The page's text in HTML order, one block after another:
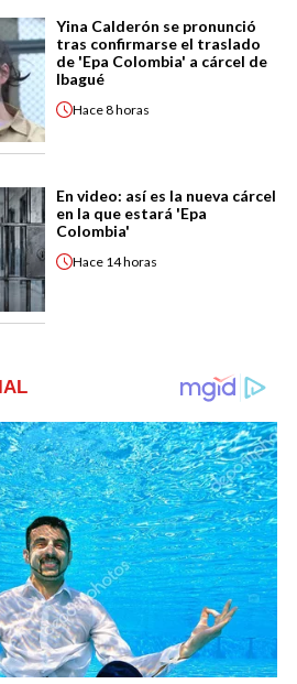
Yina Calderón se pronunció
tras confirmarse el traslado
de 'Epa Colombia' a cárcel de
Ibagué
Hace8 horas
En video: así es la nueva cárcel
en la que estará 'Epa
Colombia'
Hace 14 horas